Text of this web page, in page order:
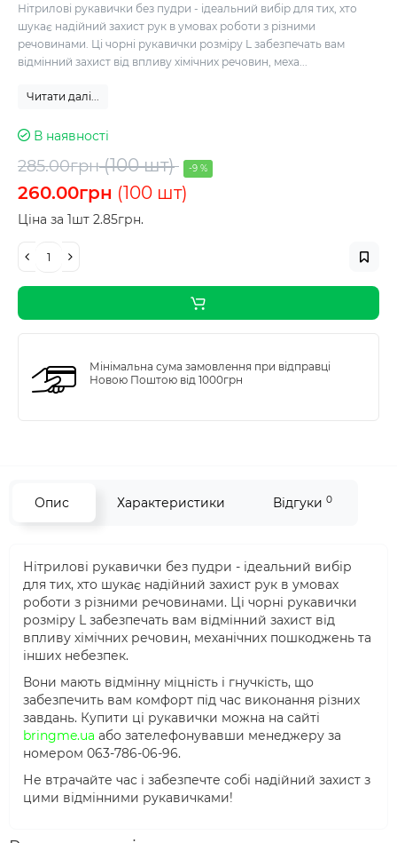
Нітрилові рукавички без пудри - ідеальний вибір для тих, хто
шукає надійний захист рук в умовах роботи з різними
речовинами. Ці чорні рукавички розміру L забезпечать вам
відмінний захист від впливу хімічних речовин, меха...
Читати далі...
В наявності
285.00грн(100 шт) -9 %
260.00грн (100 шт)
Ціна за 1шт 2.85грн.
Мінімальна сума замовлення при відправці
Новою Поштою від 1000грн
Опис Характеристики Відгуки 0
Нітрилові рукавички без пудри - ідеальний вибір
для тих, хто шукає надійний захист рук в умовах
роботи з різними речовинами. Ці чорні рукавички
розміру L забезпечать вам відмінний захист від
впливу хімічних речовин, механічних пошкоджень та
інших небезпек.
Вони мають відмінну міцність і гнучкість, що
забезпечить вам комфорт під час виконання різних
завдань. Купити ці рукавички можна на сайті
bringme.ua або зателефонувавши менеджеру за
номером 063-786-06-96.
Не втрачайте час і забезпечте собі надійний захист з
цими відмінними рукавичками!